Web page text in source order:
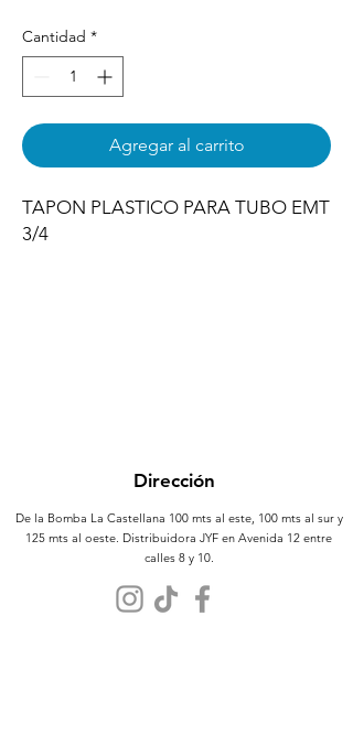
Cantidad *
Agregar al carrito
TAPON PLASTICO PARA TUBO EMT
3/4
Dirección
De la Bomba La Castellana 100 mts al este, 100 mts al sur y
125 mts al oeste. Distribuidora JYF en Avenida 12 entre
calles 8 y 10.